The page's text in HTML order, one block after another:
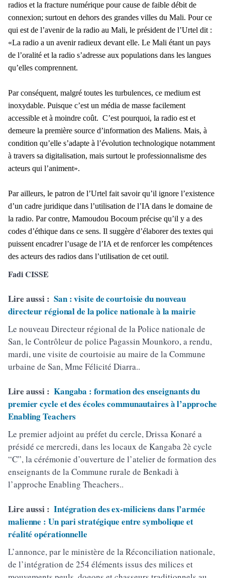
radios et la fracture numérique pour cause de faible débit de
connexion; surtout en dehors des grandes villes du Mali. Pour ce
qui est de l’avenir de la radio au Mali, le président de l’Urtel dit :
«La radio a un avenir radieux devant elle. Le Mali étant un pays
de l’oralité et la radio s’adresse aux populations dans les langues
qu’elles comprennent.
Par conséquent, malgré toutes les turbulences, ce medium est
inoxydable. Puisque c’est un média de masse facilement
accessible et à moindre coût. C’est pourquoi, la radio est et
demeure la première source d’information des Maliens. Mais, à
condition qu’elle s’adapte à l’évolution technologique notamment
à travers sa digitalisation, mais surtout le professionnalisme des
acteurs qui l’animent».
Par ailleurs, le patron de l’Urtel fait savoir qu’il ignore l’existence
d’un cadre juridique dans l’utilisation de l’IA dans le domaine de
la radio. Par contre, Mamoudou Bocoum précise qu’il y a des
codes d’éthique dans ce sens. Il suggère d’élaborer des textes qui
puissent encadrer l’usage de l’IA et de renforcer les compétences
des acteurs des radios dans l’utilisation de cet outil.
Fadi CISSE
Lire aussi : San : visite de courtoisie du nouveau
directeur régional de la police nationale à la mairie
Le nouveau Directeur régional de la Police nationale de
San, le Contrôleur de police Pagassin Mounkoro, a rendu,
mardi, une visite de courtoisie au maire de la Commune
urbaine de San, Mme Félicité Diarra..
Lire aussi : Kangaba : formation des enseignants du
premier cycle et des écoles communautaires à l’approche
Enabling Teachers
Le premier adjoint au préfet du cercle, Drissa Konaré a
présidé ce mercredi, dans les locaux de Kangaba 2è cycle
“C”, la cérémonie d’ouverture de l’atelier de formation des
enseignants de la Commune rurale de Benkadi à
l’approche Enabling Theachers..
Lire aussi : Intégration des ex-miliciens dans l’armée
malienne : Un pari stratégique entre symbolique et
réalité opérationnelle
L’annonce, par le ministère de la Réconciliation nationale,
de l’intégration de 254 éléments issus des milices et